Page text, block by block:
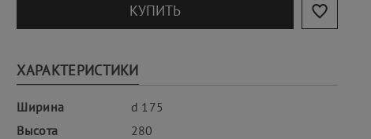
КУПИТЬ
ХАРАКТЕРИСТИКИ
Ширина
d 175
Высота
280